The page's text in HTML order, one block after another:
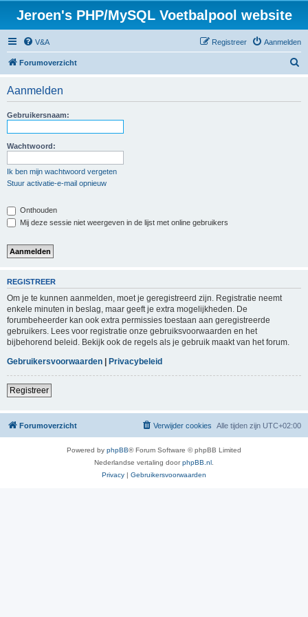
Jeroen's PHP/MySQL Voetbalpool website
V&A Aanmelden
Registreer
Forumoverzicht
Aanmelden
Gebruikersnaam:
Wachtwoord:
Ik ben mijn wachtwoord vergeten
Stuur activatie-e-mail opnieuw
Onthouden
Mij deze sessie niet weergeven in de lijst met online gebruikers
REGISTREER
Om je te kunnen aanmelden, moet je geregistreerd zijn. Registratie neemt
enkele minuten in beslag, maar geeft je extra mogelijkheden. De
forumbeheerder kan ook extra permissies toestaan aan geregistreerde
gebruikers. Lees voor registratie onze gebruiksvoorwaarden en het
bijbehorend beleid. Bekijk ook de regels als je gebruik maakt van het forum.
Gebruikersvoorwaarden | Privacybeleid
Registreer
Forumoverzicht Alle tijden zijn UTC+02:00
Verwijder cookies
Powered by phpBB® Forum Software © phpBB Limited
Nederlandse vertaling doorphpBB.nl
Privacy | Gebruikersvoorwaarden